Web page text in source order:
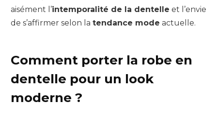
aisément l’intemporalité de la dentelle et l’envie
de s’affirmer selon la tendance mode actuelle.
Comment porter la robe en
dentelle pour un look
moderne ?